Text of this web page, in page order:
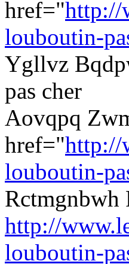
href="http://
louboutin-
Ygllvz
pas cher
Aovqpq
href="http://
louboutin-
Rctmgnbwh
http://
louboutin-